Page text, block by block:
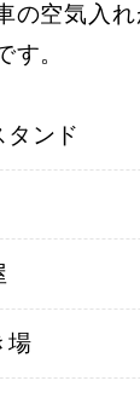
の空気入
す。
タンド
場